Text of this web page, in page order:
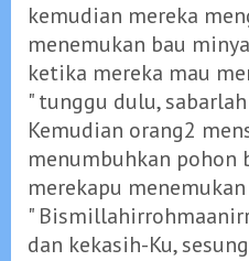
kemudian mereka
menemukan bau
ketika mereka mau
" tunggu dulu,
Kemudian orang2
menumbuhkan pohon
merekapu
"
dan kekasih-Ku,